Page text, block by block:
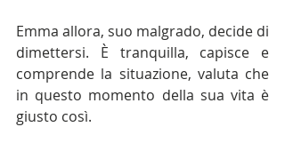
Emma allora, suo malgrado, decide di
dimettersi. È tranquilla, capisce e
comprende la situazione, valuta che
in questo momento della sua vita è
giusto così.